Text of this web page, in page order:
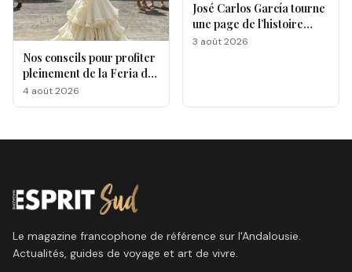
Nos conseils pour profiter
pleinement de la Feria de
Málaga 2026
4 août 2026
José Carlos García tourne
une page de l’histoire
gastronomique de Malaga
3 août 2026
Le magazine francophone de référence sur l'Andalousie.
Actualités, guides de voyage et art de vivre.